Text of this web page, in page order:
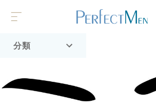
分類
流行趨勢